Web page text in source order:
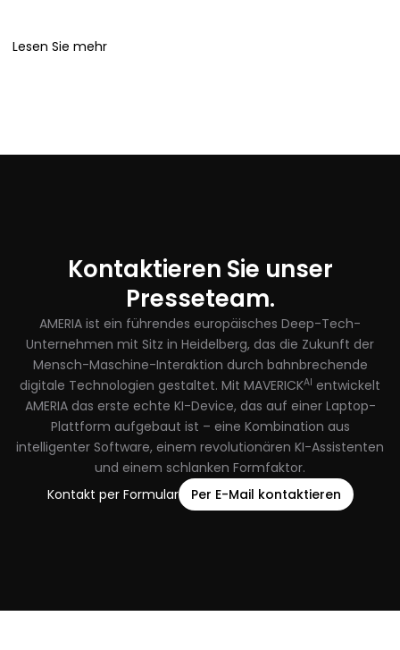
Lesen Sie mehr
Kontaktieren Sie unser
Presseteam.
AMERIA ist ein führendes europäisches Deep-Tech-
Unternehmen mit Sitz in Heidelberg, das die Zukunft der
Mensch-Maschine-Interaktion durch bahnbrechende
digitale Technologien gestaltet. Mit MAVERICKAI entwickelt
AMERIA das erste echte KI-Device, das auf einer Laptop-
Plattform aufgebaut ist – eine Kombination aus
intelligenter Software, einem revolutionären KI-Assistenten
und einem schlanken Formfaktor.
Kontakt per Formular
Per E-Mail kontaktieren